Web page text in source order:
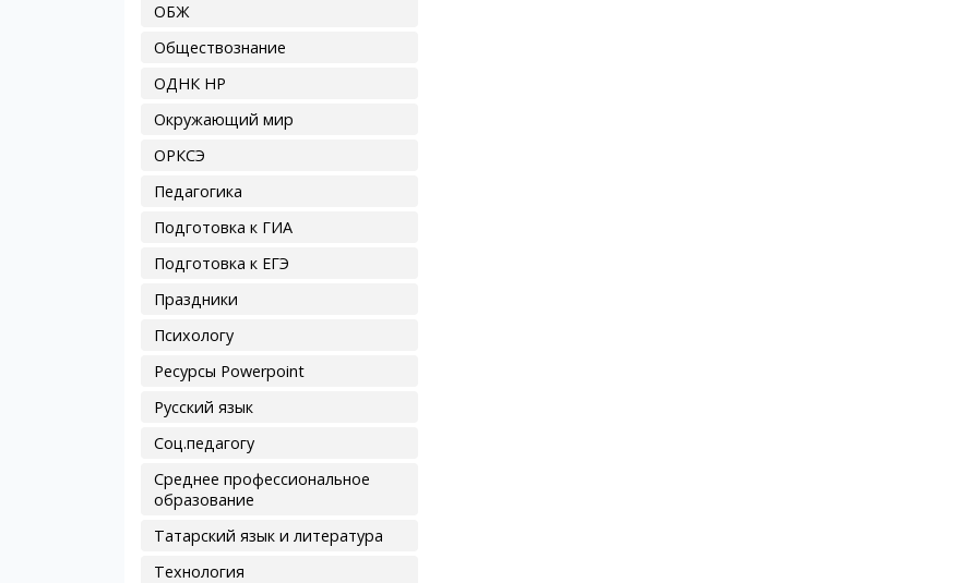
ОБЖ
Обществознание
ОДНК НР
Окружающий мир
ОРКСЭ
Педагогика
Подготовка к ГИА
Подготовка к ЕГЭ
Праздники
Психологу
Ресурсы Powerpoint
Русский язык
Соц.педагогу
Среднее профессиональное
образование
Татарский язык и литература
Технология